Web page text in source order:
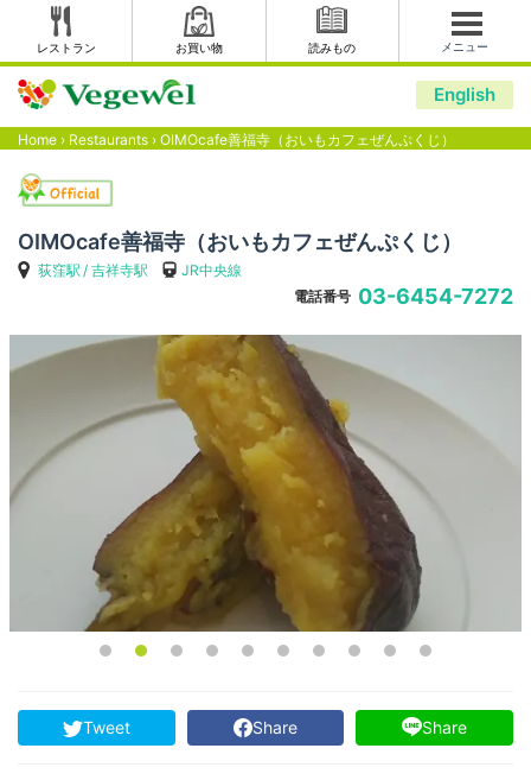
レストラン お買い物 読みもの メニュー
English
Home › Restaurants › OIMOcafe善福寺（おいもカフェぜんぷくじ）
OIMOcafe善福寺（おいもカフェぜんぷくじ）
荻窪駅 吉祥寺駅
JR中央線
電話番号 03-6454-7272
Tweet Share Share